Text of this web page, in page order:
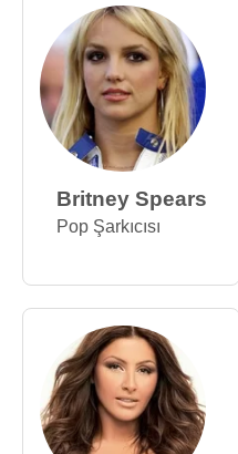
Britney Spears
Pop Şarkıcısı